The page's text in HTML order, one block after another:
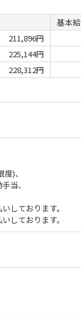
基本給
211,896円
225,144円
228,312円
)、
当、
しております。
しております。